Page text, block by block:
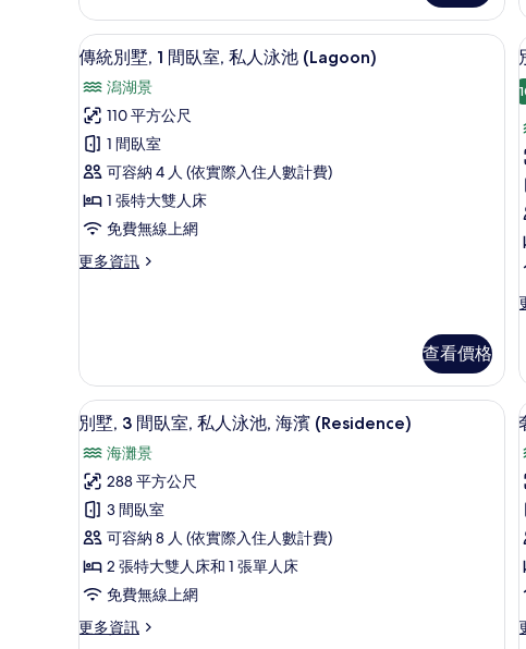
的
詳
情
顯
示
傳
統
別
墅,
1
間
臥
泳
池
(Lagoon)
的
所
有
相
片
傳統別墅, 1 間臥室, 私人泳池 (Lagoon)
10
傳統別墅, 1 間臥室, 私人泳池 (Lagoon)
潟湖景
110 平方公尺
1 間臥室
可容納 4 人 (依實際入住人數計費)
1 張特大雙人床
免費無線上網
更多資訊
更
1
間
臥
室,
私
人
泳
池
(Lagoon)
詳
情
查看價格
2
的
顯
示
別
墅,
3
間
臥
室,
私
低過敏寢具、羽絨被、迷你吧、客房
6
別墅, 3 間臥室, 私人泳池, 海濱 (Residence)
海灘景
288 平方公尺
3 間臥室
可容納 8 人 (依實際入住人數計費)
2 張特大雙人床和 1 張單人床
免費無線上網
更多資訊
更
4